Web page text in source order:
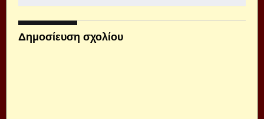
Δημοσίευση σχολίου